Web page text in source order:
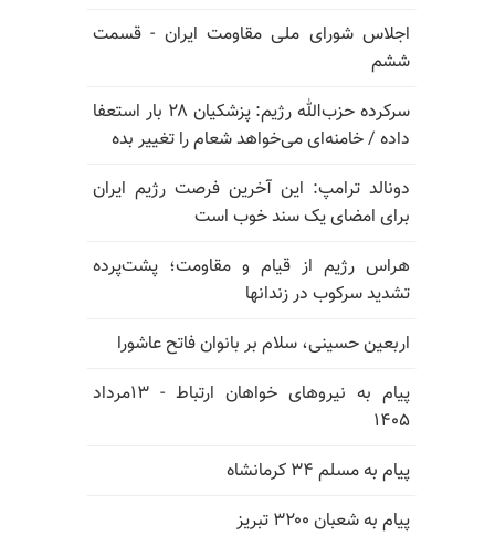
اجلاس شورای ملی مقاومت ایران - قسمت
ششم
سرکرده حزب‌الله رژیم: پزشکیان ۲۸ بار استعفا
داده / خامنه‌ای می‌خواهد شعام را تغییر بده
دونالد ترامپ: این آخرین فرصت رژیم ایران
برای امضای یک سند خوب است
هراس رژیم از قیام و مقاومت؛ پشت‌پرده
تشدید سرکوب در زندانها
اربعین حسینی، سلام بر بانوان فاتح عاشورا
پیام به نیروهای خواهان ارتباط - ۱۳مرداد
۱۴۰۵
پیام به مسلم ۳۴ کرمانشاه
پیام به شعبان ۳۲۰۰ تبریز